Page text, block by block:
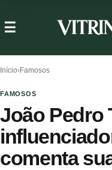
Início›Famosos
FAMOSOS
João Pedro
comenta